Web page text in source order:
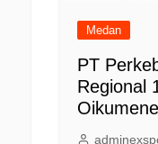
Medan
PT
Regional